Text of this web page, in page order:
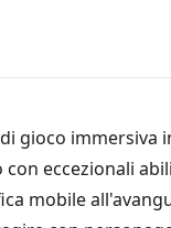
gioco
eccezionali
mobile